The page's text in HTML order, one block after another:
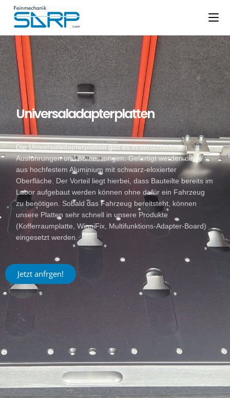
Universaladapterplatten
Die Universaladapterplatten gibt es in verschiedenen
Ausführungen und Abmessungen. Gefertigt werden diese
aus hochfestem Aluminium mit schwarz-eloxierter
Oberfläche. Der Vorteil liegt hierbei, dass Bauteilte bereits im
Labor aufgebaut werden können ohne dafür ein Fahrzeug
zu benötigen. Sobald das Fahrzeug bereitsteht, können
unsere Platten sehr schnell in unsere Produkte
(Kofferraumplatte, WinniFix, Multifunktions-Adapter-Board)
eingesetzt werden.
Jetzt anfrgen!